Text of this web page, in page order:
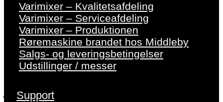
Varimixer – Kvalitetsafdeling
Varimixer – Serviceafdeling
Varimixer – Produktionen
Røremaskine brandet hos Middleby
Salgs- og leveringsbetingelser
Udstillinger / messer
Support